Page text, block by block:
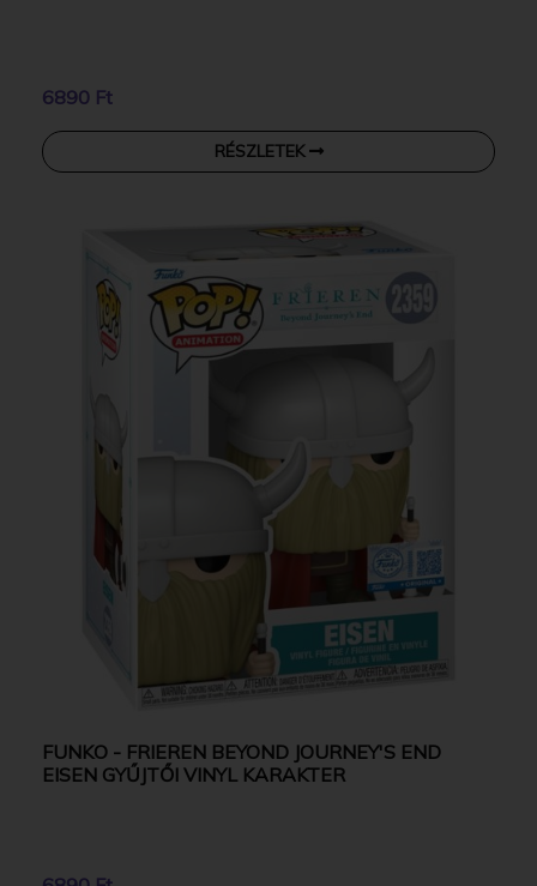
6890 Ft
RÉSZLETEK
FUNKO - FRIEREN BEYOND JOURNEY'S END
EISEN GYŰJTŐI VINYL KARAKTER